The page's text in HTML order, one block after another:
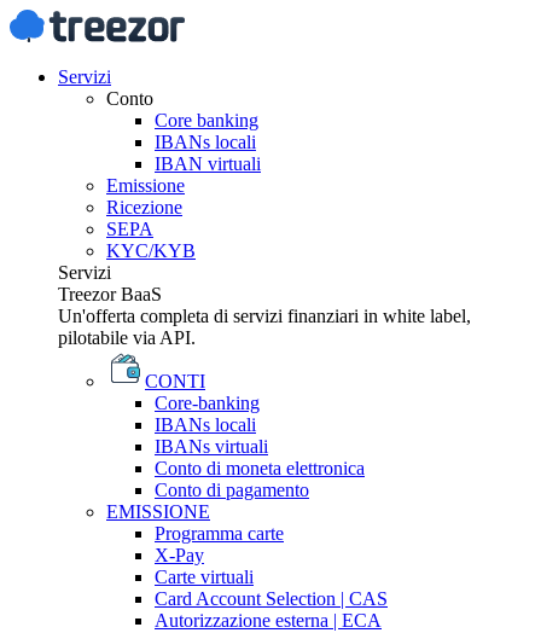
Servizi
Conto
Core banking
IBANs locali
IBAN virtuali
Emissione
Ricezione
SEPA
KYC/KYB
Servizi
Treezor BaaS
Un'offerta completa di servizi finanziari in white label,
pilotabile via API.
CONTI
Core-banking
IBANs locali
IBANs virtuali
Conto di moneta elettronica
Conto di pagamento
EMISSIONE
Programma carte
X-Pay
Carte virtuali
Card Account Selection | CAS
Autorizzazione esterna | ECA